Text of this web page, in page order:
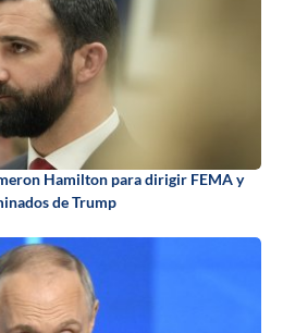
Hamilton para dirigir FEMA y
de Trump